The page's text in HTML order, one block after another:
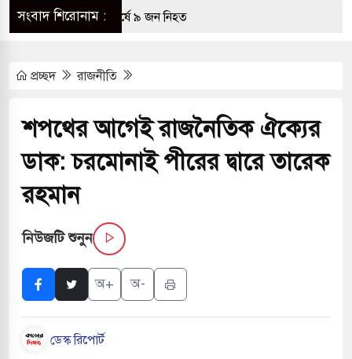
সংবাদ শিরোনাম :
বাসের মুখোমুখি সংঘর্ষে ৯ জন নিহত
শব্দদূষণ নিয়ন্ত্রণে দেড় হাজার মসজিদ থেকে মাইক
বন্দুকধারীর গুলিতে শিক্ষক নিহত, হামলাকারীর আত্মহত্যা
মধ্যপ্রাচ্যে ব্ল্যাকআউটের কঠোর হুঁশিয়ারি ইরানের
দক্ষিণ কোরিয়ার বন্দি ২৫ শতাংশ বেড়েছে
থাকুক বা না থাকুক, ইরানে একক সামরিক পদক্ষেপের
প্রচ্ছদ রাজনীতি
শপথের আগেই রাজনৈতিক ঐক্যের
ডাক: চরমোনাই পীরের দ্বারে তারেক
রহমান
নিউজটি শুনুন
অ+ অ-
ডেস্ক রিপোর্ট